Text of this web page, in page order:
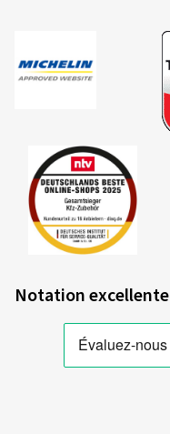
Notation excellente